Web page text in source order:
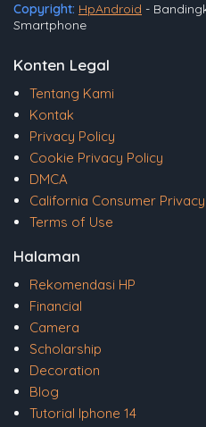
Copyright: HpAndroid -
Smartphone
Konten Legal
Tentang Kami
Kontak
Privacy Policy
Cookie Privacy Policy
DMCA
California Consumer
Terms of Use
Halaman
Rekomendasi HP
Financial
Camera
Scholarship
Decoration
Blog
Tutorial Iphone 14